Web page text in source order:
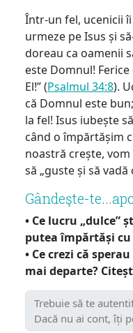
Într-un fel, ucenicii
urmeze pe Isus și
doreau ca oamenii
este Domnul!
El!” (Psalmul 34:8).
că Domnul este
la fel! Isus iubește
când o împărtășim
noastră crește,
să „guste și să
Gândeşte-
• Ce lucru „dulce”
putea împărtăși
• Ce crezi că
mai departe?